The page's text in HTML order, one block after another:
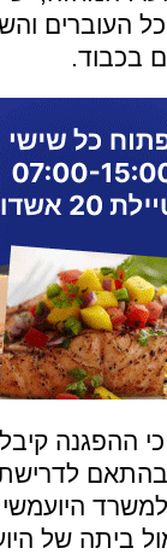
העוברים
בכבוד.
כי ההפגנה
ביתה של